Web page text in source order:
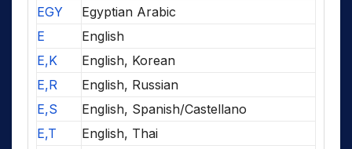
EGY
Egyptian Arabic
E
English
E,K
English, Korean
E,R
English, Russian
E,S
English, Spanish/Castellano
E,T
English, Thai